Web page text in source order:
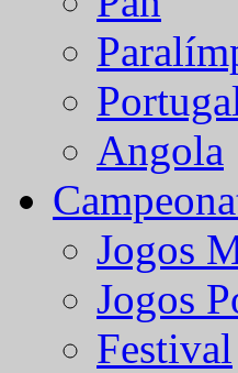
Angola
Jogos
Jogos
Festival